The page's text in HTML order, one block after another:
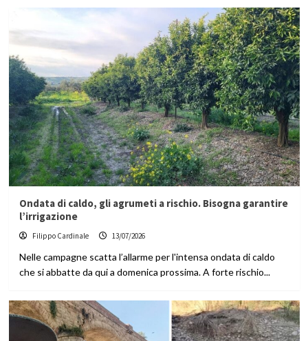
Ondata di caldo, gli agrumeti a rischio. Bisogna garantire
l’irrigazione
Filippo Cardinale 13/07/2026
Nelle campagne scatta l’allarme per l'intensa ondata di caldo
che si abbatte da qui a domenica prossima. A forte rischio...